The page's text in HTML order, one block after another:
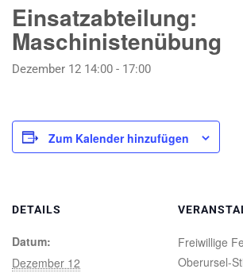
Einsatzabteilung:
Maschinistenübung
Dezember 12 14:00 - 17:00
Zum Kalender hinzufügen
DETAILS
Datum:
Dezember 12
Freiwillige
Oberursel-